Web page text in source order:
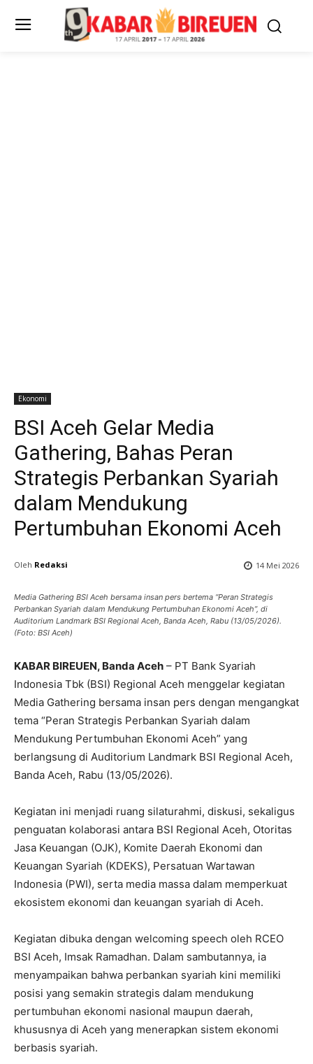
Ekonomi
BSI Aceh Gelar Media
Gathering, Bahas Peran
Strategis Perbankan Syariah
dalam Mendukung
Pertumbuhan Ekonomi Aceh
Oleh Redaksi 14 Mei 2026
Media Gathering BSI Aceh bersama insan pers bertema “Peran Strategis
Perbankan Syariah dalam Mendukung Pertumbuhan Ekonomi Aceh”, di
Auditorium Landmark BSI Regional Aceh, Banda Aceh, Rabu (13/05/2026).
(Foto: BSI Aceh)
KABAR BIREUEN, Banda Aceh – PT Bank Syariah
Indonesia Tbk (BSI) Regional Aceh menggelar kegiatan
Media Gathering bersama insan pers dengan mengangkat
tema “Peran Strategis Perbankan Syariah dalam
Mendukung Pertumbuhan Ekonomi Aceh” yang
berlangsung di Auditorium Landmark BSI Regional Aceh,
Banda Aceh, Rabu (13/05/2026).
Kegiatan ini menjadi ruang silaturahmi, diskusi, sekaligus
penguatan kolaborasi antara BSI Regional Aceh, Otoritas
Jasa Keuangan (OJK), Komite Daerah Ekonomi dan
Keuangan Syariah (KDEKS), Persatuan Wartawan
Indonesia (PWI), serta media massa dalam memperkuat
ekosistem ekonomi dan keuangan syariah di Aceh.
Kegiatan dibuka dengan welcoming speech oleh RCEO
BSI Aceh, Imsak Ramadhan. Dalam sambutannya, ia
menyampaikan bahwa perbankan syariah kini memiliki
posisi yang semakin strategis dalam mendukung
pertumbuhan ekonomi nasional maupun daerah,
khususnya di Aceh yang menerapkan sistem ekonomi
berbasis syariah.